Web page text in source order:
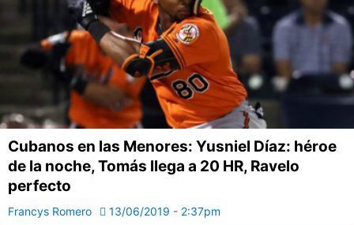
Cubanos en las Menores: Yusniel Díaz: héroe
de la noche, Tomás llega a 20 HR, Ravelo
perfecto
Francys Romero 13/06/2019 - 2:37pm